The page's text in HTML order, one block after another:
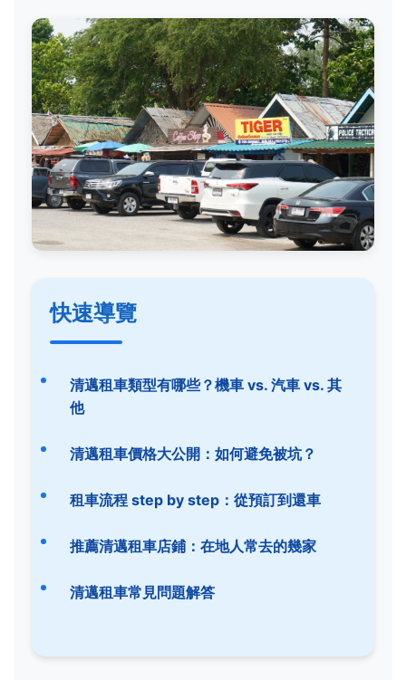
快速導覽
清邁租車類型有哪些？機車 vs. 汽車 vs. 其
他
清邁租車價格大公開：如何避免被坑？
租車流程 step by step：從預訂到還車
推薦清邁租車店鋪：在地人常去的幾家
清邁租車常見問題解答